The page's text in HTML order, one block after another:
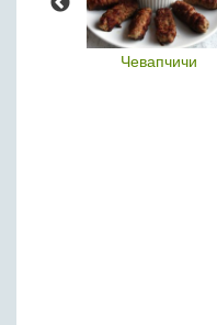
Чевапчичи